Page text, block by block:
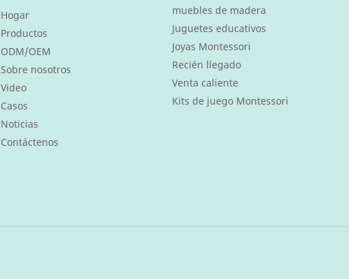
Hogar
Productos
ODM/OEM
Sobre nosotros
Video
Casos
Noticias
Contáctenos
muebles de madera
Juguetes educativos
Joyas Montessori
Recién llegado
Venta caliente
Kits de juego Montessori